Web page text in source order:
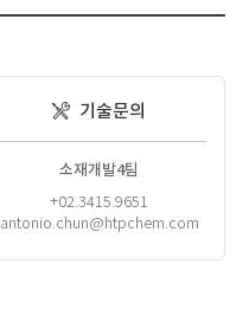
기술문의
소재개발4팀
+02.3415.9651
antonio.chun@htpchem.com